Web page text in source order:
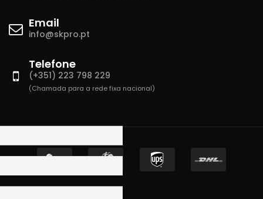
Email
info@skpro.pt
Telefone
(+351) 223 798 229
(Chamada para a rede fixa nacional)